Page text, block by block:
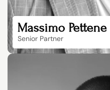
Massimo Pettene
Senior Partner